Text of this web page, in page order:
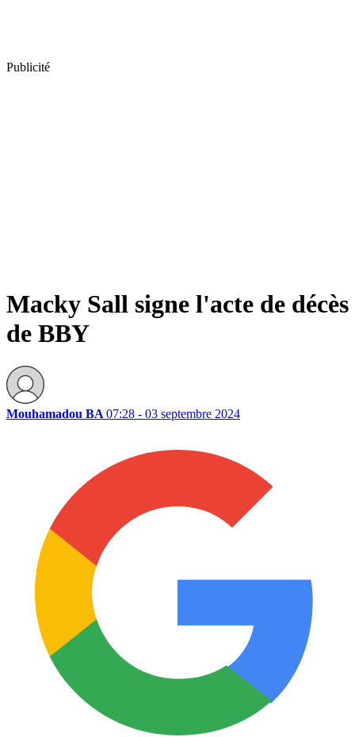
Publicité
Macky Sall signe l'acte de décès
de BBY
Mouhamadou BA 07:28 - 03 septembre 2024